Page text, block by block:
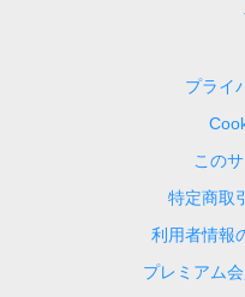
プライ
この
特定商取
利用者情報
プレミアム